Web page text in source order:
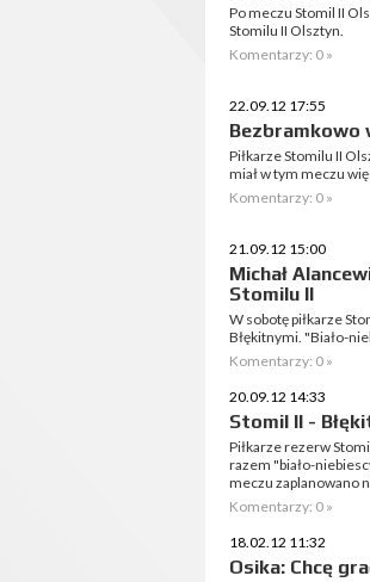
Po meczu Stomil II
Stomilu II Olsztyn.
Komentarzy: 0 »
22.09.12 17:55
Bezbramkowo
Piłkarze Stomilu II
miał w tym meczu
Komentarzy: 0 »
21.09.12 15:00
Michał
Stomilu II
W sobotę piłkarze
Błękitnymi. "Biało-
Komentarzy: 0 »
20.09.12 14:33
Stomil II -
Piłkarze rezerw
razem "biało-
meczu zaplanowano
Komentarzy: 0 »
18.02.12 11:32
Osika: Chcę